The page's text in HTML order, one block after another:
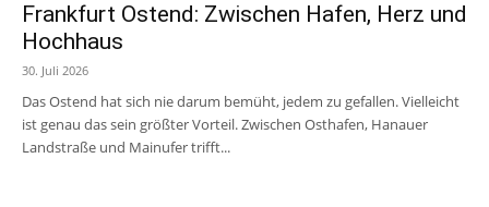
Frankfurt Ostend: Zwischen Hafen, Herz und
Hochhaus
30. Juli 2026
Das Ostend hat sich nie darum bemüht, jedem zu gefallen. Vielleicht
ist genau das sein größter Vorteil. Zwischen Osthafen, Hanauer
Landstraße und Mainufer trifft...